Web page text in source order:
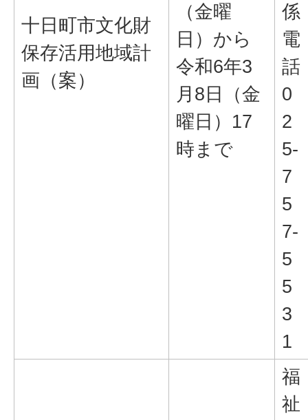
十日町市文化財
保存活用地域計
画（案）
（金曜
日）から
令和6年3
月8日（金
曜日）17
時まで
係
電
話
0
2
5-
7
5
7-
5
5
3
1
福
祉